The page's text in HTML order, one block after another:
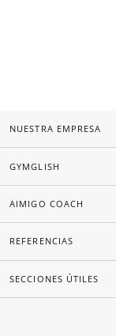
NUESTRA EMPRESA
GYMGLISH
AIMIGO COACH
REFERENCIAS
SECCIONES ÚTILES